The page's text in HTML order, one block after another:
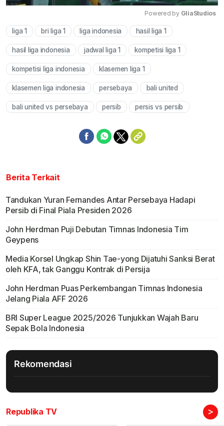
Powered by GliaStudios
liga 1 bri liga 1 liga indonesia hasil liga 1
hasil liga indonesia jadwal liga 1 kompetisi liga 1
kompetisi liga indonesia klasemen liga 1
klasemen liga indonesia persebaya bali united
bali united vs persebaya persib persis vs persib
Berita Terkait
Tandukan Yuran Fernandes Antar Persebaya Hadapi
Persib di Final Piala Presiden 2026
John Herdman Puji Debutan Timnas Indonesia Tim
Geypens
Media Korsel Ungkap Shin Tae-yong Dijatuhi Sanksi Berat
oleh KFA, tak Ganggu Kontrak di Persija
John Herdman Puas Perkembangan Timnas Indonesia
Jelang Piala AFF 2026
BRI Super League 2025/2026 Tunjukkan Wajah Baru
Sepak Bola Indonesia
Rekomendasi
Republika TV >